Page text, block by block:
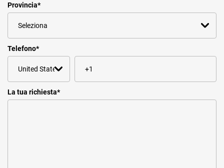
Provincia*
Telefono*
La tua richiesta*